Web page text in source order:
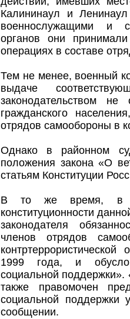
Калининаул и
военнослужащими и
органов они принимали
операциях в составе
Тем не менее, военный
выдаче
законодательством
гражданского
отрядов самообороны в
Однако в районном
положения закона «О
статьям Конституции
В то же время, в
конституционности
законодателя
членов отрядов
1999 года, и
социальной поддержки».
также правомочен
социальной поддержки
сообщении.